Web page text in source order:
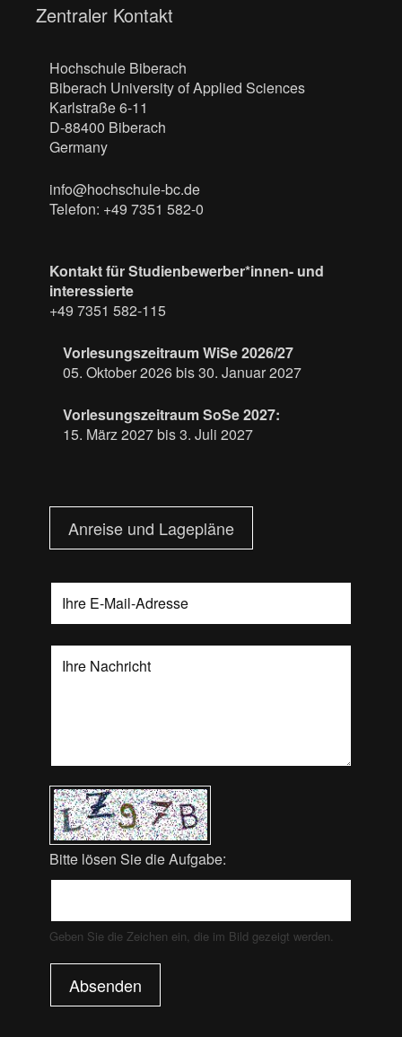
Zentraler Kontakt
Hochschule Biberach
Biberach University of Applied Sciences
Karlstraße 6-11
D-88400 Biberach
Germany
info@hochschule-bc.de
Telefon: +49 7351 582-0
Kontakt für Studienbewerber*innen- und
interessierte
+49 7351 582-115
Vorlesungszeitraum WiSe 2026/27
05. Oktober 2026 bis 30. Januar 2027
Vorlesungszeitraum SoSe 2027:
15. März 2027 bis 3. Juli 2027
Anreise und Lagepläne
Bitte lösen Sie die Aufgabe:
Geben Sie die Zeichen ein, die im Bild gezeigt werden.
Absenden